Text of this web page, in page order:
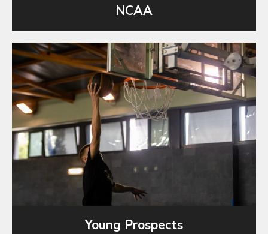
NCAA
Young Prospects